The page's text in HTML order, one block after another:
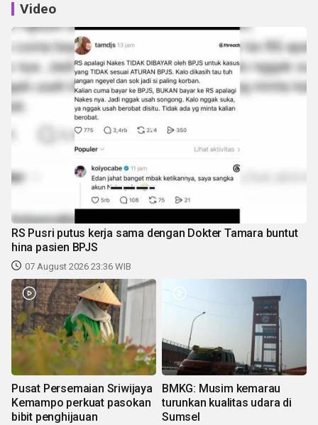
Video
RS Pusri putus kerja sama dengan Dokter Tamara buntut
hina pasien BPJS
07 August 2026 23:36 WIB
Pusat Persemaian Sriwijaya
Kemampo perkuat pasokan
bibit penghijauan
BMKG: Musim kemarau
turunkan kualitas udara di
Sumsel